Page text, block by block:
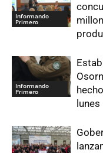
Informando
Primero
Informando
Primero
lunes